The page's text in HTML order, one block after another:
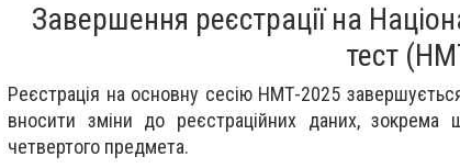
Завершення реєстрації на
тест
Реєстрація на основну сесію НМТ-2025
вносити зміни до реєстраційних даних,
четвертого предмета.